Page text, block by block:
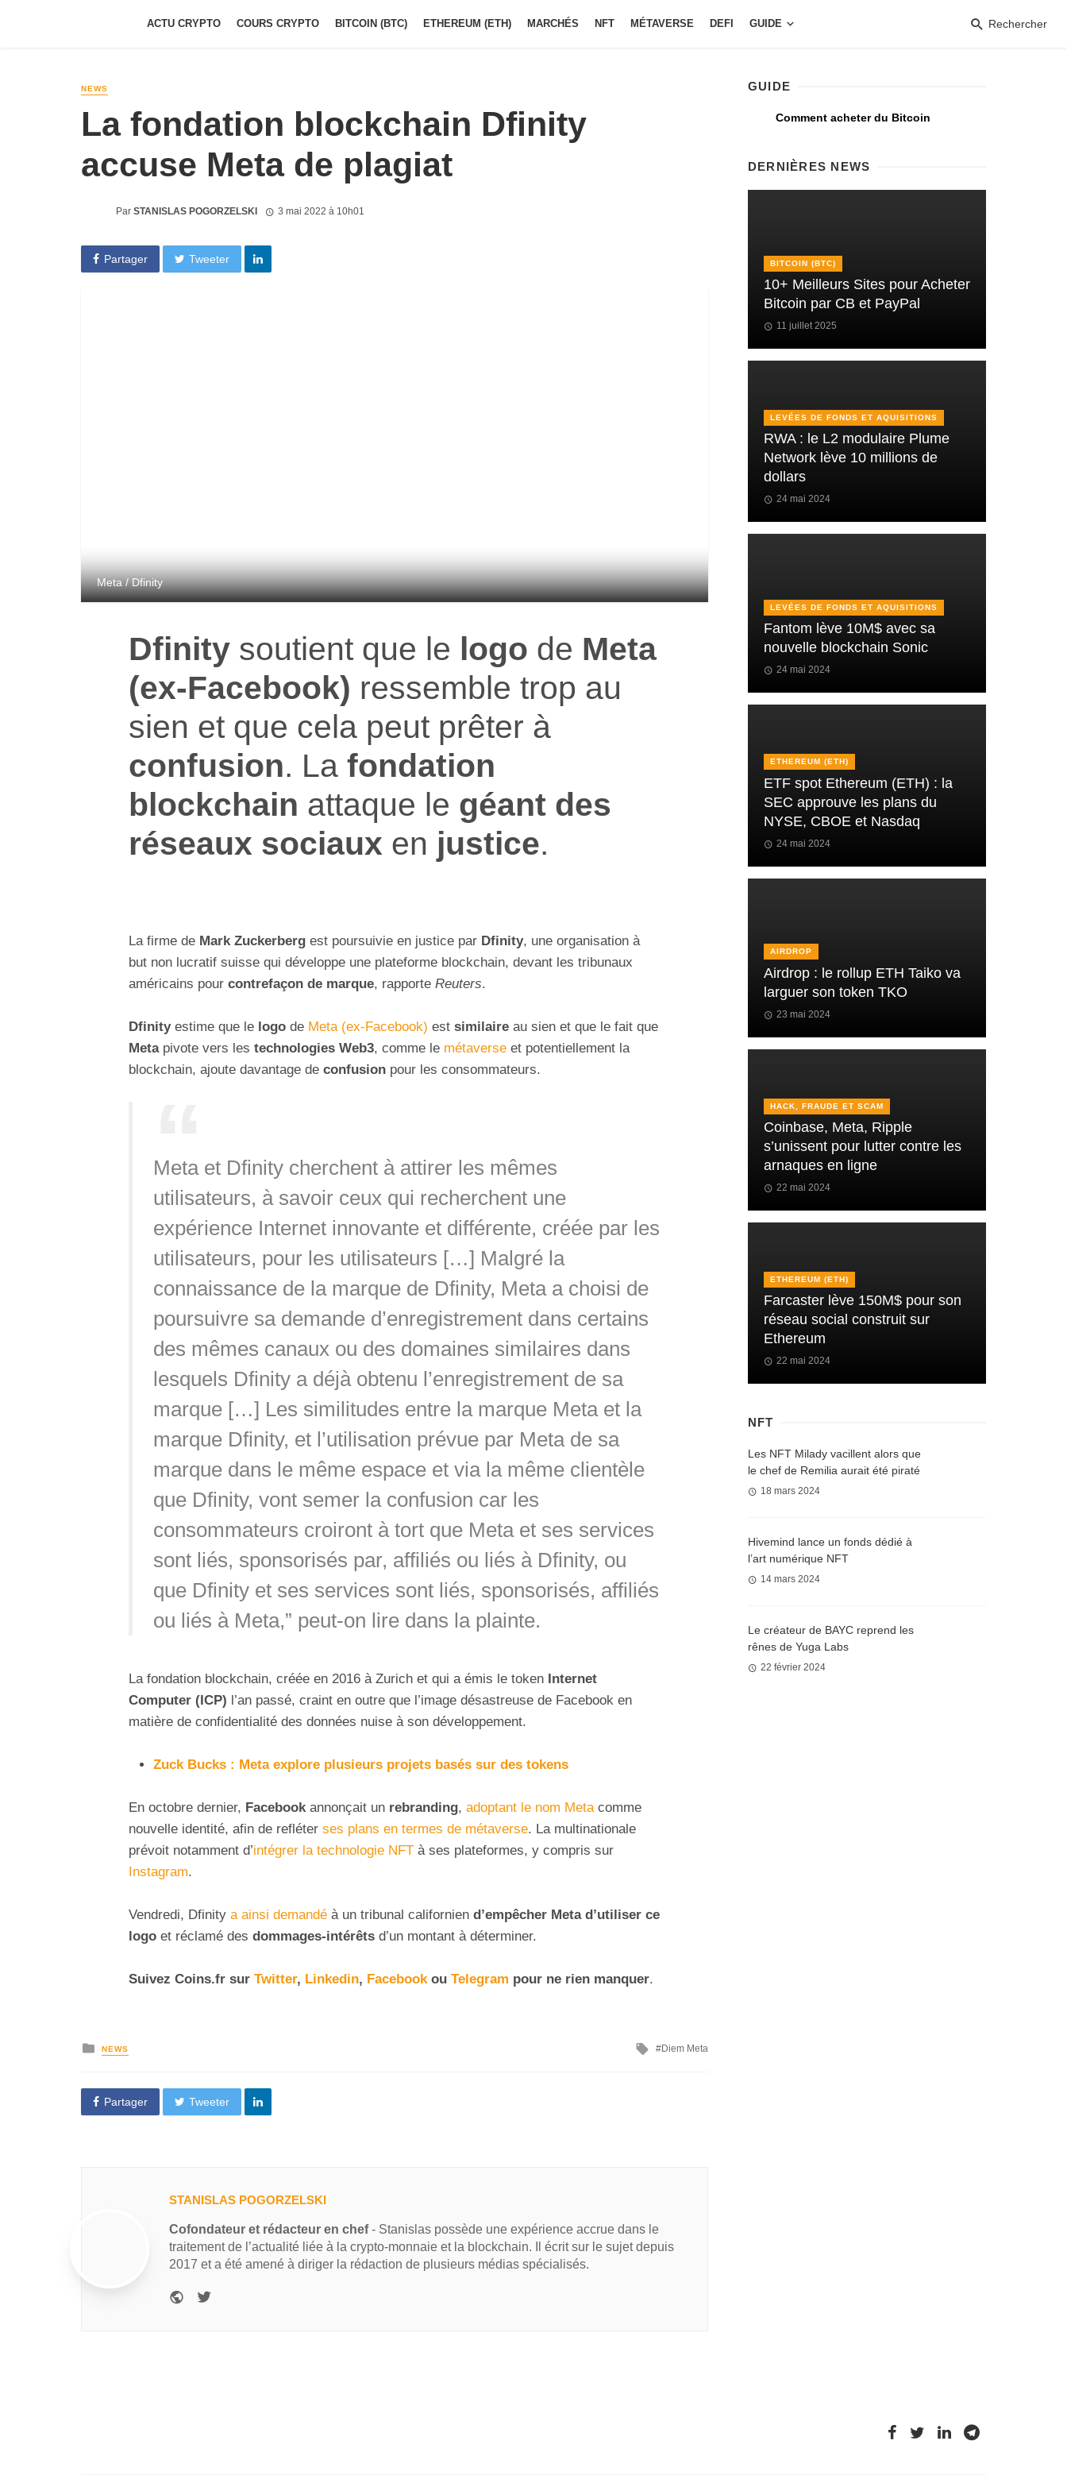
ACTU CRYPTO COURS CRYPTO BITCOIN (BTC) ETHEREUM (ETH) MARCHÉS NFT MÉTAVERSE DEFI GUIDE Rechercher
NEWS
La fondation blockchain Dfinity
accuse Meta de plagiat
Par STANISLAS POGORZELSKI 3 mai 2022 à 10h01
Partager Tweeter
Meta / Dfinity
Dfinity soutient que le logo de Meta
(ex-Facebook) ressemble trop au
sien et que cela peut prêter à
confusion. La fondation
blockchain attaque le géant des
réseaux sociaux en justice.
La firme de Mark Zuckerberg est poursuivie en justice par Dfinity, une organisation à
but non lucratif suisse qui développe une plateforme blockchain, devant les tribunaux
américains pour contrefaçon de marque, rapporte Reuters.
Dfinityestime que le logo de Meta (ex-Facebook) est similaire au sien et que le fait que
Metapivote vers les technologies Web3, comme le métaverse et potentiellement la
blockchain, ajoute davantage de confusion pour les consommateurs.
Meta et Dfinity cherchent à attirer les mêmes
utilisateurs, à savoir ceux qui recherchent une
expérience Internet innovante et différente, créée par les
utilisateurs, pour les utilisateurs […] Malgré la
connaissance de la marque de Dfinity, Meta a choisi de
poursuivre sa demande d’enregistrement dans certains
des mêmes canaux ou des domaines similaires dans
lesquels Dfinity a déjà obtenu l’enregistrement de sa
marque […] Les similitudes entre la marque Meta et la
marque Dfinity, et l’utilisation prévue par Meta de sa
marque dans le même espace et via la même clientèle
que Dfinity, vont semer la confusion car les
consommateurs croiront à tort que Meta et ses services
sont liés, sponsorisés par, affiliés ou liés à Dfinity, ou
que Dfinity et ses services sont liés, sponsorisés, affiliés
ou liés à Meta,” peut-on lire dans la plainte.
La fondation blockchain, créée en 2016 à Zurich et qui a émis le token Internet
Computer (ICP) l’an passé, craint en outre que l’image désastreuse de Facebook en
matière de confidentialité des données nuise à son développement.
Zuck Bucks : Meta explore plusieurs projets basés sur des tokens
En octobre dernier, Facebookannonçait un rebranding, adoptant le nom Metacomme
nouvelle identité, afin de refléter ses plans en termes de métaverse. La multinationale
prévoit notamment d’intégrer la technologie NFT à ses plateformes, y compris sur
Instagram.
Vendredi, Dfinity a ainsi demandé à un tribunal californien d’empêcher Meta d’utiliser ce
logo et réclamé des dommages-intérêts d’un montant à déterminer.
Suivez Coins.fr sur Twitter, Linkedin, Facebookou Telegram pour ne rien manquer.
NEWS Diem Meta
Partager Tweeter
STANISLAS POGORZELSKI
Cofondateur et rédacteur en chef- Stanislas possède une expérience accrue dans le
traitement de l’actualité liée à la crypto-monnaie et la blockchain. Il écrit sur le sujet depuis
2017 et a été amené à diriger la rédaction de plusieurs médias spécialisés.
GUIDE
Comment acheter du Bitcoin
DERNIÈRES NEWS
BITCOIN (BTC)
10+ Meilleurs Sites pour Acheter
Bitcoin par CB et PayPal
11 juillet 2025
LEVÉES DE FONDS ET AQUISITIONS
RWA : le L2 modulaire Plume
Network lève 10 millions de
dollars
24 mai 2024
LEVÉES DE FONDS ET AQUISITIONS
Fantom lève 10M$ avec sa
nouvelle blockchain Sonic
24 mai 2024
ETHEREUM (ETH)
ETF spot Ethereum (ETH) : la
SEC approuve les plans du
NYSE, CBOE et Nasdaq
24 mai 2024
AIRDROP
Airdrop : le rollup ETH Taiko va
larguer son token TKO
23 mai 2024
HACK, FRAUDE ET SCAM
Coinbase, Meta, Ripple
s’unissent pour lutter contre les
arnaques en ligne
22 mai 2024
ETHEREUM (ETH)
Farcaster lève 150M$ pour son
réseau social construit sur
Ethereum
22 mai 2024
NFT
Les NFT Milady vacillent alors que
le chef de Remilia aurait été piraté
18 mars 2024
Hivemind lance un fonds dédié à
l’art numérique NFT
14 mars 2024
Le créateur de BAYC reprend les
rênes de Yuga Labs
22 février 2024